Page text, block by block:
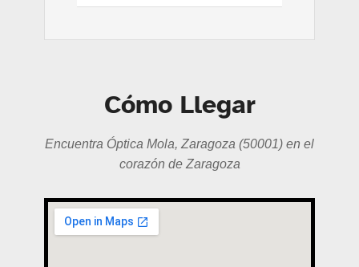
Cómo Llegar
Encuentra Óptica Mola, Zaragoza (50001) en el
corazón de Zaragoza